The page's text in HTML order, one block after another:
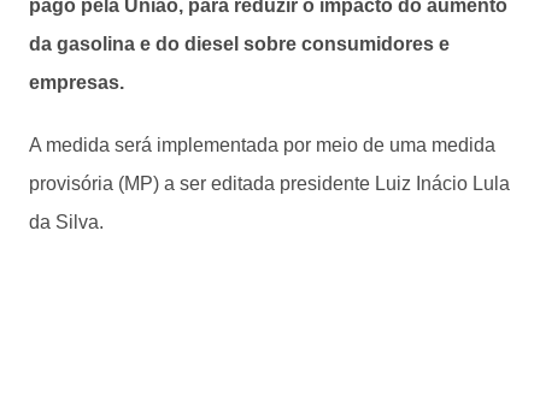
pago pela União, para reduzir o impacto do aumento
da gasolina e do diesel sobre consumidores e
empresas.
A medida será implementada por meio de uma medida
provisória (MP) a ser editada presidente Luiz Inácio Lula
da Silva.